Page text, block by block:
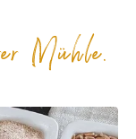
Mühle.